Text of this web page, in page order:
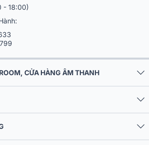
- 18:00)
CỬA HÀNG ÂM THANH